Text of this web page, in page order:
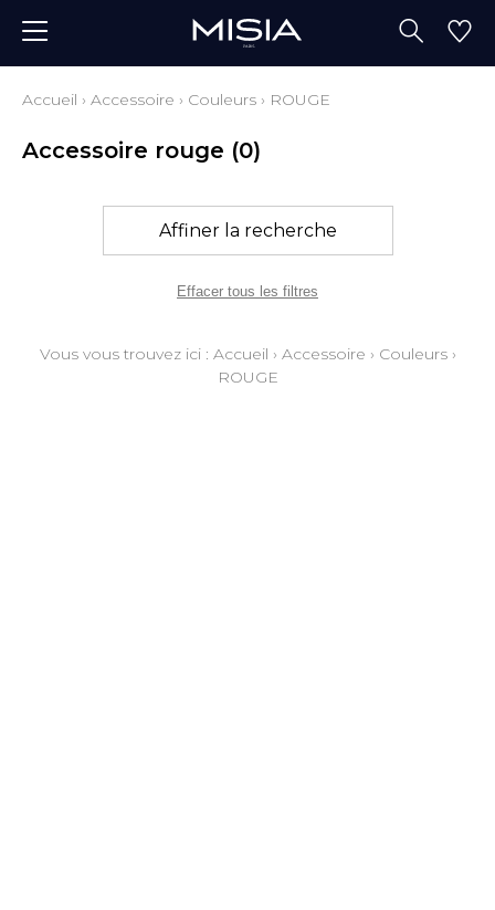
Accueil › Accessoire › Couleurs › ROUGE
Accessoire rouge (0)
Affiner la recherche
Effacer tous les filtres
Vous vous trouvez ici : Accueil › Accessoire › Couleurs›
ROUGE